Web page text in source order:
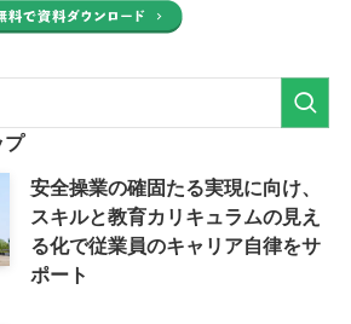
プ
安全操業の確固たる実現に向け、
スキルと教育カリキュラムの見え
る化で従業員のキャリア自律をサ
ポート